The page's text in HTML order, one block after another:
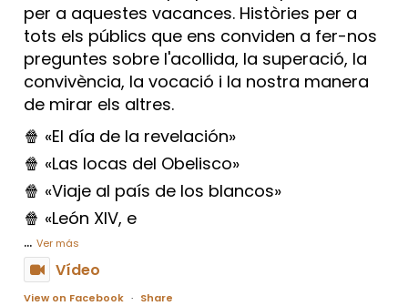
per a aquestes vacances. Històries per a
tots els públics que ens conviden a fer-nos
preguntes sobre l'acollida, la superació, la
convivència, la vocació i la nostra manera
de mirar els altres.
🍿 «El día de la revelación»
🍿 «Las locas del Obelisco»
🍿 «Viaje al país de los blancos»
🍿 «León XIV, e
... Ver más
Vídeo
View on Facebook · Share